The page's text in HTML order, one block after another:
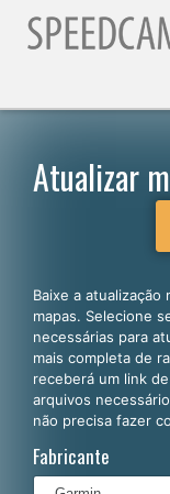
Português
English
Español
Français
Atualizar
Baixe a
mapas. Selecione
necessárias para
mais completa de
receberá um link
arquivos
não precisa fazer
Fabricante